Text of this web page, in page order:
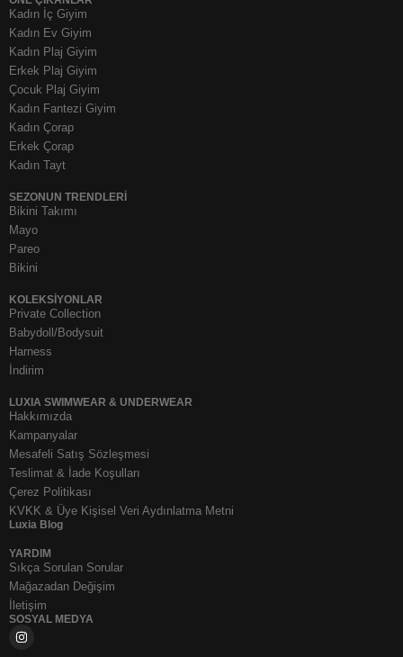
Kadın İç Giyim
Kadın Ev Giyim
Kadın Plaj Giyim
Erkek Plaj Giyim
Çocuk Plaj Giyim
Kadın Fantezi Giyim
Kadın Çorap
Erkek Çorap
Kadın Tayt
SEZONUN TRENDLERI
Bikini Takımı
Mayo
Pareo
Bikini
KOLEKSIYONLAR
Private Collection
Babydoll/Bodysuit
Harness
İndirim
LUXIA SWIMWEAR & UNDERWEAR
Hakkımızda
Kampanyalar
Mesafeli Satış Sözleşmesi
Teslimat & İade Koşulları
Çerez Politikası
KVKK & Üye Kişisel Veri Aydınlatma Metni
Luxia Blog
YARDIM
Sıkça Sorulan Sorular
Mağazadan Değişim
İletişim
SOSYAL MEDYA